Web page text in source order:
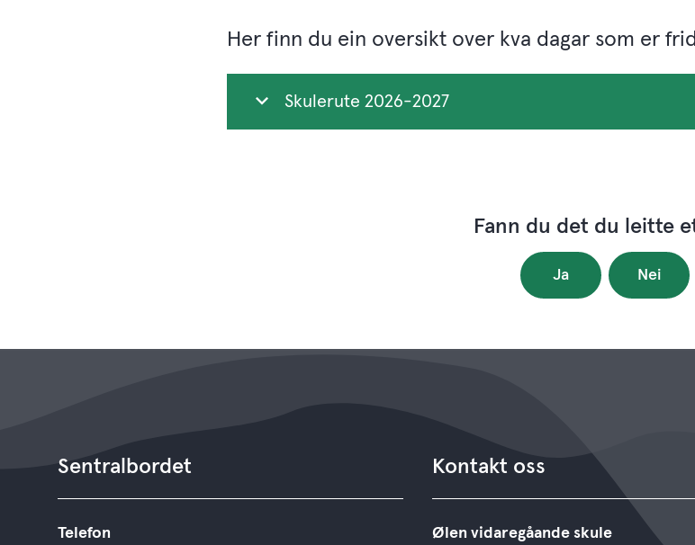
Her finn du ein oversikt over kva dagar som er
Skulerute 2026-2027
Fann du det du leitte
Ja Nei
Sentralbordet
Telefon
Kontakt oss
Ølen vidaregåande skule